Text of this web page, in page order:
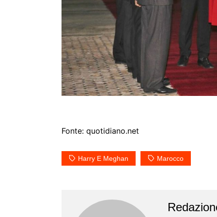
Fonte: quotidiano.net
Harry E Meghan Marocco